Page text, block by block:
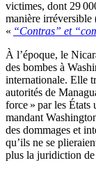
victimes, dont 29
manière irréversible
« “Contras” et
À l’époque, le
des bombes à
internationale. Elle
autorités de
force » par les
mandant
des dommages et
qu’ils ne se
plus la juridiction